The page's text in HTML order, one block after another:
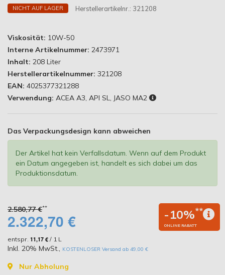
NICHT AUF LAGER Herstellerartikelnr.: 321208
Viskosität: 10W-50
Interne Artikelnummer: 2473971
Inhalt: 208 Liter
Herstellerartikelnummer: 321208
EAN: 4025377321288
Verwendung: ACEA A3, API SL, JASO MA2
Das Verpackungsdesign kann abweichen
Der Artikel hat kein Verfallsdatum. Wenn auf dem Produkt
ein Datum angegeben ist, handelt es sich dabei um das
Produktionsdatum.
2.580,77 €** -10%**
ONLINE RABATT
2.322,70 €
entspr. 11,17 € / 1 L
Inkl. 20% MwSt., KOSTENLOSER Versand ab 49,00 €
Nur Abholung